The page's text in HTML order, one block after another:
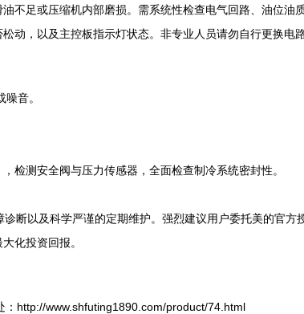
不足或压缩机内部磨损。需系统性检查电气回路、油位油
动，以及主控板指示灯状态。非专业人员请勿自行更换电路
音。
检测安全阀与压力传感器，全面检查制冷系统密封性。
断以及科学严谨的定期维护。强烈建议用户委托美的官
化投资回报。
：http://www.shfuting1890.com/product/74.html